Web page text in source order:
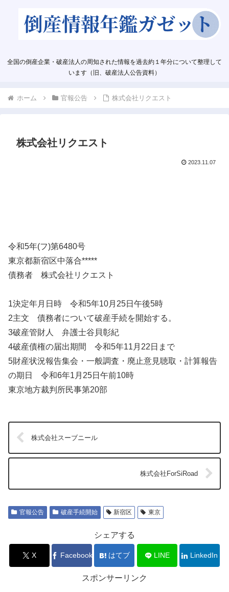
全国の倒産企業・破産法人の周知された情報を過去約１年分について整理して
います（旧、破産法人公告資料）
ホーム 官報公告 株式会社リクエスト
株式会社リクエスト
2023.11.07
令和5年(フ)第6480号
東京都新宿区中落合*****
債務者 株式会社リクエスト
1決定年月日時 令和5年10月25日午後5時
2主文 債務者について破産手続を開始する。
3破産管財人 弁護士谷貝彰紀
4破産債権の届出期間 令和5年11月22日まで
5財産状況報告集会・一般調査・廃止意見聴取・計算報告
の期日 令和6年1月25日午前10時
東京地方裁判所民事第20部
株式会社スーブニール
株式会社ForSiRoad
官報公告 破産手続開始 新宿区 東京
シェアする
X Facebook はてブ LINE LinkedIn
スポンサーリンク